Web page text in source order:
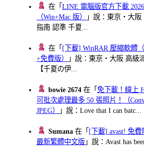
在「LINE 電腦版官方下載
（Win+Mac 版）
」說：東京・大
指南 認準 千夏...
在「 [下載] WinRAR 壓縮軟體
+免費版）
」說：東京・大阪 高級
【千夏の伊...
bowie 2674 在「免下載！線上
可批次處理最多 50 張照片！（
JPEG）
」說：Love that I can batc...
Sumana 在「 [下載] avast! 免費
最新繁體中文版 」說：Avast has